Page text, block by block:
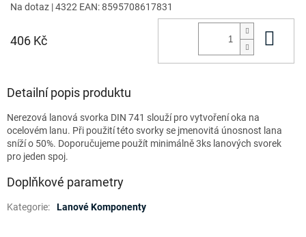
Na dotaz | 4322 EAN:8595708617831
406 Kč
Detailní popis produktu
Nerezová lanová svorka DIN 741 slouží pro vytvoření oka na
ocelovém lanu. Při použití této svorky se jmenovitá únosnost lana
sníží o 50%. Doporučujeme použít minimálně 3ks lanových svorek
pro jeden spoj.
Doplňkové parametry
Kategorie: Lanové Komponenty